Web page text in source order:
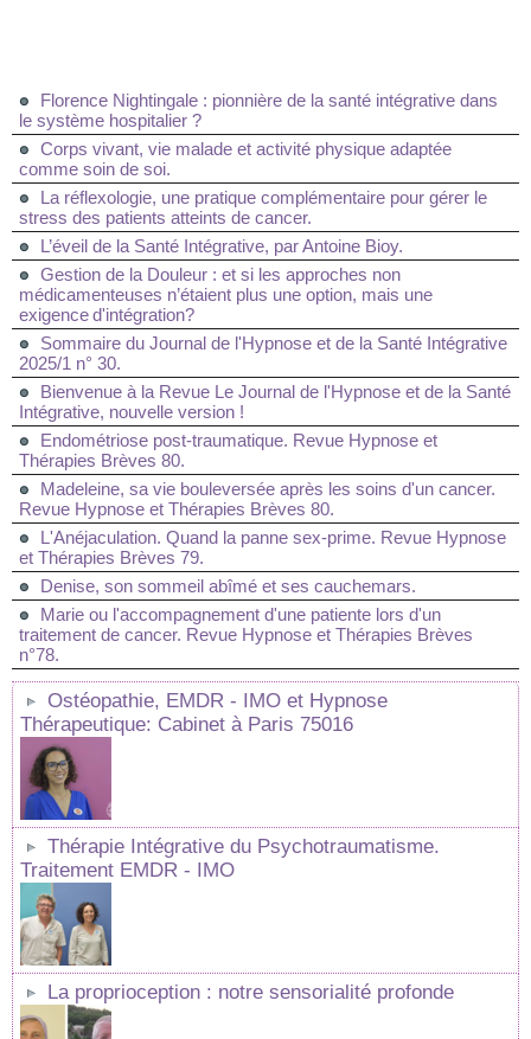
Florence Nightingale : pionnière de la santé intégrative dans
le système hospitalier ?
Corps vivant, vie malade et activité physique adaptée
comme soin de soi.
La réflexologie, une pratique complémentaire pour gérer le
stress des patients atteints de cancer.
L’éveil de la Santé Intégrative, par Antoine Bioy.
Gestion de la Douleur : et si les approches non
médicamenteuses n’étaient plus une option, mais une
exigence d'intégration?
Sommaire du Journal de l'Hypnose et de la Santé Intégrative
2025/1 n° 30.
Bienvenue à la Revue Le Journal de l'Hypnose et de la Santé
Intégrative, nouvelle version !
Endométriose post-traumatique. Revue Hypnose et
Thérapies Brèves 80.
Madeleine, sa vie bouleversée après les soins d'un cancer.
Revue Hypnose et Thérapies Brèves 80.
L'Anéjaculation. Quand la panne sex-prime. Revue Hypnose
et Thérapies Brèves 79.
Denise, son sommeil abîmé et ses cauchemars.
Marie ou l'accompagnement d'une patiente lors d'un
traitement de cancer. Revue Hypnose et Thérapies Brèves
n°78.
Ostéopathie, EMDR - IMO et Hypnose
Thérapeutique: Cabinet à Paris 75016
Thérapie Intégrative du Psychotraumatisme.
Traitement EMDR - IMO
La proprioception : notre sensorialité profonde